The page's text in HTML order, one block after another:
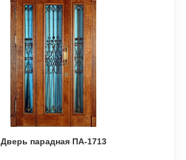
Дверь парадная ПА-1713